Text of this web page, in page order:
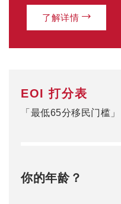
了解详情
EOI 打分表
「最低65分移民门槛」
你的年龄？